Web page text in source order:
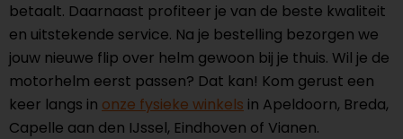
betaalt. Daarnaast profiteer je van de beste kwaliteit
en uitstekende service. Na je bestelling bezorgen we
jouw nieuwe flip over helm gewoon bij je thuis. Wil je de
motorhelm eerst passen? Dat kan! Kom gerust een
keer langs in onze fysieke winkels in Apeldoorn, Breda,
Capelle aan den IJssel, Eindhoven of Vianen.